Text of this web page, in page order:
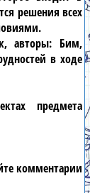
решения всех
авторы: Бим,
в ходе
предмета
комментарии